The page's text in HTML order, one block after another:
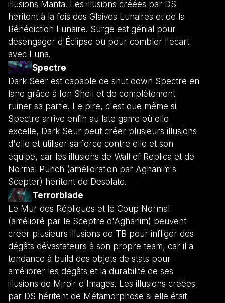
illusions Manta. Les illusions créées par DS
héritent à la fois des Glaives Lunaires et de la
Bénédiction Lunaire. Surge est génial pour
désengager d'Éclipse ou pour combler l'écart
avec Luna.
Spectre
Dark Seer est capable de shut down Spectre en
lane grâce à Ion Shell et de complètement
ruiner sa partie. Le pire, c'est que même si
Spectre arrive enfin au late game où elle
excelle, Dark Seur peut créer plusieurs illusions
d'elle et utiliser sa force contre elle et son
équipe, car les illusions de Wall of Replica et de
Normal Punch (amélioration par Aghanim's
Scepter) héritent de Desolate.
Terrorblade
Le Mur des Répliques et le Coup Normal
(amélioré par le Sceptre d'Aghanim) peuvent
créer plusieurs illusions de TB pour infliger des
dégâts dévastateurs à son propre team, car il a
tendance à build des objets de stats pour
améliorer les dégâts et la durabilité de ses
illusions de Miroir d'Images. Les illusions créées
par DS héritent de Métamorphose si elle était